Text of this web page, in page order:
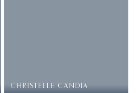
CHRISTELLE CANDIA